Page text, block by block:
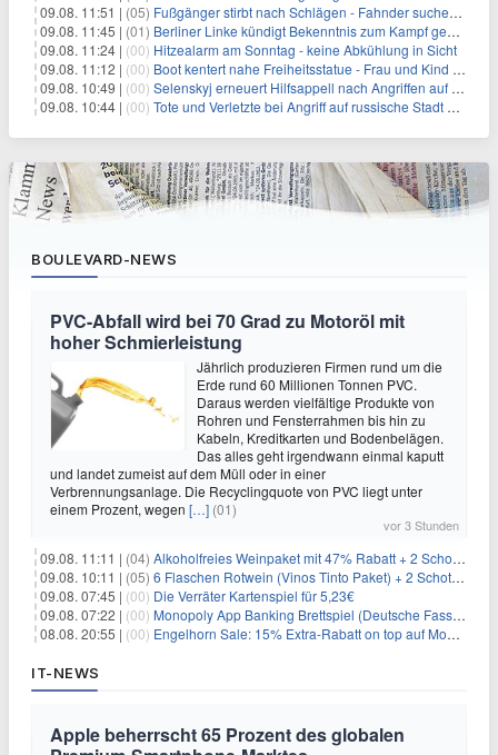
09.08. 11:51 | (05) Fußgänger stirbt nach Schlägen - Fahnder suchen Autofahrer
09.08. 11:45 | (01) Berliner Linke kündigt Bekenntnis zum Kampf gegen Antisemitismus an
09.08. 11:24 | (00) Hitzealarm am Sonntag - keine Abkühlung in Sicht
09.08. 11:12 | (00) Boot kentert nahe Freiheitsstatue - Frau und Kind sterben
09.08. 10:49 | (00) Selenskyj erneuert Hilfsappell nach Angriffen auf mehrere Städte
09.08. 10:44 | (00) Tote und Verletzte bei Angriff auf russische Stadt Belgorod
BOULEVARD-NEWS
PVC-Abfall wird bei 70 Grad zu Motoröl mit
hoher Schmierleistung
Jährlich produzieren Firmen rund um die
Erde rund 60 Millionen Tonnen PVC.
Daraus werden vielfältige Produkte von
Rohren und Fensterrahmen bis hin zu
Kabeln, Kreditkarten und Bodenbelägen.
Das alles geht irgendwann einmal kaputt
und landet zumeist auf dem Müll oder in einer
Verbrennungsanlage. Die Recyclingquote von PVC liegt unter
einem Prozent, wegen […] (01)
vor 3 Stunden
09.08. 11:11 | (04) Alkoholfreies Weinpaket mit 47% Rabatt + 2 Schott Zwiesel Gläser GRATIS für 29,99€
09.08. 10:11 | (05) 6 Flaschen Rotwein (Vinos Tinto Paket) + 2 Schott Zwiesel Gläser für 25,99€ inkl. Versand
09.08. 07:45 | (00) Die Verräter Kartenspiel für 5,23€
09.08. 07:22 | (00) Monopoly App Banking Brettspiel (Deutsche Fassung) für 9,84€
08.08. 20:55 | (00) Engelhorn Sale: 15% Extra-Rabatt on top auf Mode- und Sport-Artikel
IT-NEWS
Apple beherrscht 65 Prozent des globalen